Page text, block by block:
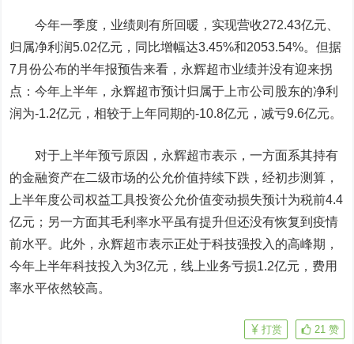
今年一季度，业绩则有所回暖，实现营收272.43亿元、
归属净利润5.02亿元，同比增幅达3.45%和2053.54%。但据
7月份公布的半年报预告来看，永辉超市业绩并没有迎来拐
点：今年上半年，永辉超市预计归属于上市公司股东的净利
润为-1.2亿元，相较于上年同期的-10.8亿元，减亏9.6亿元。
对于上半年预亏原因，永辉超市表示，一方面系其持有
的金融资产在二级市场的公允价值持续下跌，经初步测算，
上半年度公司权益工具投资公允价值变动损失预计为税前4.4
亿元；另一方面其毛利率水平虽有提升但还没有恢复到疫情
前水平。此外，永辉超市表示正处于科技强投入的高峰期，
今年上半年科技投入为3亿元，线上业务亏损1.2亿元，费用
率水平依然较高。
21 赞
打赏